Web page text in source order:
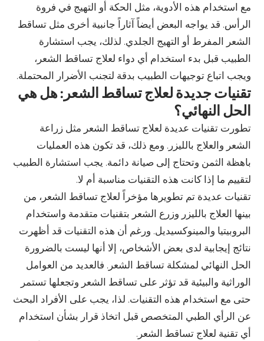
مع استخدام هذه الأدوية، مثل الحكة أو التهيج في فروة
الرأس. قد يواجه البعض أيضاً آثاراً جانبية أخرى مثل تساقط
الشعر المفرط أو التهيج الجلدي. لذلك، يجب استشارة
الطبيب قبل بدء استخدام أي دواء لعلاج تساقط الشعر،
ويجب اتباع توجيهات الطبيب بدقة لتجنب الأضرار المحتملة.
تقنيات جديدة لعلاج تساقط الشعر: هل هي
الحل النهائي؟
تطورت تقنيات عديدة لعلاج تساقط الشعر مثل زراعة
الشعر والعلاج بالليزر. ومع ذلك، قد تكون هذه العمليات
باهظة الثمن وتحتاج إلى صيانة دائمة. يجب استشارة الطبيب
لتقييم ما إذا كانت هذه التقنيات مناسبة أم لا.
تقنيات عديدة تم تطويرها مؤخراً لعلاج تساقط الشعر، من
بينها العلاج بالليزر وزرع الشعر بتقنيات متقدمة واستخدام
البروبيتيا والمينوكسيديل. ورغم أن هذه التقنيات قد أظهرت
نتائج إيجابية لدى بعض الأشخاص، إلا أنها ليست بالضرورة
الحل النهائي لمشكلة تساقط الشعر. فالعديد من العوامل
الوراثية والبيئية قد تؤثر على تساقط الشعر وتجعلها تستمر
حتى مع استخدام هذه التقنيات. لذا، يجب على الأفراد البحث
عن الرأي الطبي المتخصص قبل اتخاذ قرار بشأن استخدام
أي تقنية لعلاج تساقط الشعر.